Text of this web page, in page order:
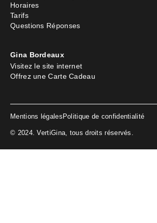
Horaires
Tarifs
Questions Réponses
Gina Bordeaux
Visitez le site internet
Offrez une Carte Cadeau
© 2024. VertiGina, tous droits réservés.
Mentions légales Politique de confidentialité